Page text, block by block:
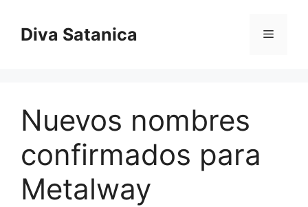
contentDiva Satanica Menu
Nuevos nombres
confirmados para
Metalway